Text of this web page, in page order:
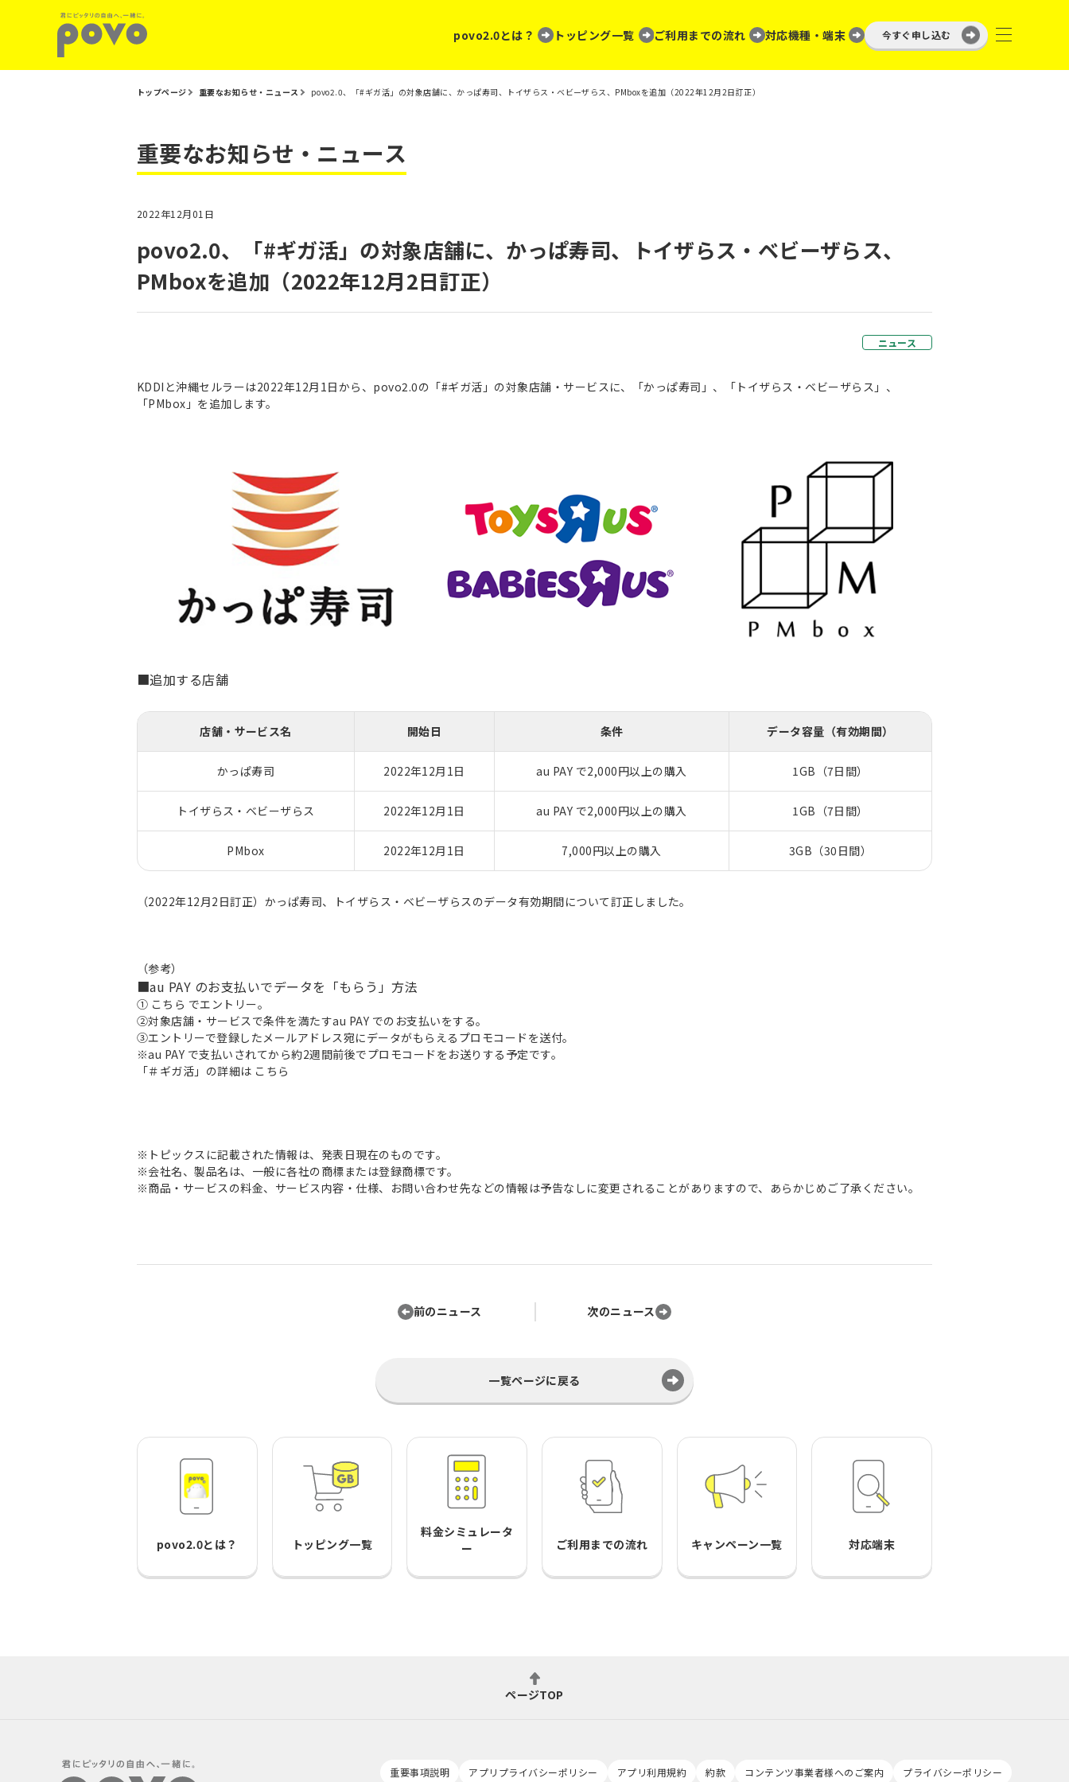
povo2.0とは？ トッピング一覧 ご利用までの流れ 対応機種・端末 今すぐ申し込む
トップページ 重要なお知らせ・ニュース povo2.0、「#ギガ活」の対象店舗に、かっぱ寿司、トイザらス・ベビーザらス、PMboxを追加（2022年12月2日訂正）
重要なお知らせ・ニュース
2022年12月01日
povo2.0、「#ギガ活」の対象店舗に、かっぱ寿司、トイザらス・ベビーザらス、
PMboxを追加（2022年12月2日訂正）
ニュース
KDDIと沖縄セルラーは2022年12月1日から、povo2.0の「#ギガ活」の対象店舗・サービスに、「かっぱ寿司」、「トイザらス・ベビーザらス」、
「PMbox」を追加します。
■追加する店舗
店舗・サービス名 開始日 条件 データ容量（有効期間）
かっぱ寿司 2022年12月1日 au PAY で2,000円以上の購入 1GB（7日間）
トイザらス・ベビーザらス 2022年12月1日 au PAY で2,000円以上の購入 1GB（7日間）
PMbox 2022年12月1日 7,000円以上の購入 3GB（30日間）
（2022年12月2日訂正）かっぱ寿司、トイザらス・ベビーザらスのデータ有効期間について訂正しました。
（参考）
■au PAY のお支払いでデータを「もらう」方法
① こちら でエントリー。
②対象店舗・サービスで条件を満たすau PAY でのお支払いをする。
③エントリーで登録したメールアドレス宛にデータがもらえるプロモコードを送付。
※au PAY で支払いされてから約2週間前後でプロモコードをお送りする予定です。
「＃ギガ活」の詳細は こちら
※トピックスに記載された情報は、発表日現在のものです。
※会社名、製品名は、一般に各社の商標または登録商標です。
※商品・サービスの料金、サービス内容・仕様、お問い合わせ先などの情報は予告なしに変更されることがありますので、あらかじめご了承ください。
前のニュース 次のニュース
一覧ページに戻る
povo2.0とは？ トッピング一覧
料金シミュレータ
ー
ご利用までの流れ キャンペーン一覧 対応端末
ページTOP
重要事項説明 アプリプライバシーポリシー アプリ利用規約 約款 コンテンツ事業者様へのご案内 プライバシーポリシー